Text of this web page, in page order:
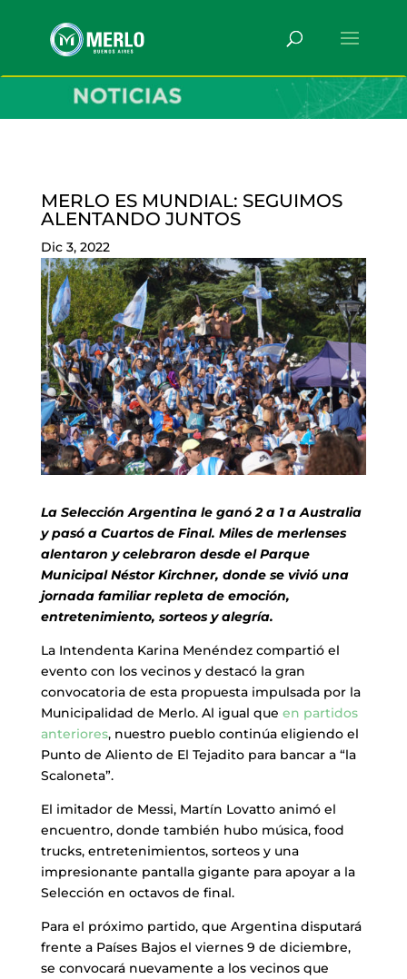
MERLO ES MUNDIAL: SEGUIMOS
ALENTANDO JUNTOS
Dic 3, 2022
La Selección Argentina le ganó 2 a 1 a Australia
y pasó a Cuartos de Final. Miles de merlenses
alentaron y celebraron desde el Parque
Municipal Néstor Kirchner, donde se vivió una
jornada familiar repleta de emoción,
entretenimiento, sorteos y alegría.
La Intendenta Karina Menéndez compartió el
evento con los vecinos y destacó la gran
convocatoria de esta propuesta impulsada por la
Municipalidad de Merlo. Al igual que en partidos
anteriores, nuestro pueblo continúa eligiendo el
Punto de Aliento de El Tejadito para bancar a “la
Scaloneta”.
El imitador de Messi, Martín Lovatto animó el
encuentro, donde también hubo música, food
trucks, entretenimientos, sorteos y una
impresionante pantalla gigante para apoyar a la
Selección en octavos de final.
Para el próximo partido, que Argentina disputará
frente a Países Bajos el viernes 9 de diciembre,
se convocará nuevamente a los vecinos que